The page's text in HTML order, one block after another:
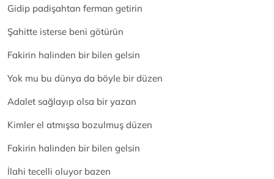
Gidip padişahtan ferman getirin
Şahitte isterse beni götürün
Fakirin halinden bir bilen gelsin
Yok mu bu dünya da böyle bir düzen
Adalet sağlayıp olsa bir yazan
Kimler el atmışsa bozulmuş düzen
Fakirin halinden bir bilen gelsin
İlahi tecelli oluyor bazen